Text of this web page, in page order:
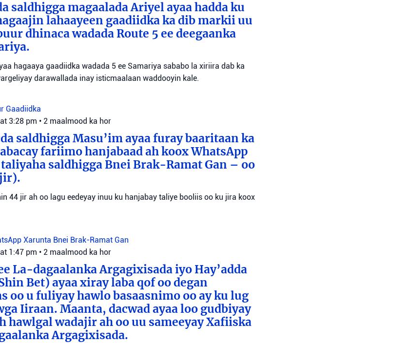
saldhigga magaalada Ariyel ayaa hadda ku
lahaayeen gaadiidka ka dib markii uu
dhinaca wadada Route 5 ee deegaanka
hagaaya gaadiidka wadada 5 ee Samariya sababo la xiriira dab ka
darawallada inay isticmaalaan waddooyin kale.
Gaadiidka
3:28 pm • 2 maalmood ka hor
saldhigga Masu’im ayaa furay baaritaan ka
fariimo hanjabaad ah koox WhatsApp
saldhigga Bnei Brak-Ramat Gan – oo
jir).
44 jir ah oo lagu eedeyay inuu ku hanjabay taliye booliis oo ku jira koox
Xarunta Bnei Brak-Ramat Gan
1:47 pm • 2 maalmood ka hor
La-dagaalanka Argagixisada iyo Hay’adda
Bet) ayaa xiray laba qof oo degan
oo u fuliyay hawlo basaasnimo oo ay ku lug
Iiraan. Maanta, dacwad ayaa loo gudbiyay
hawlgal wadajir ah oo uu sameeyay Xafiiska
Argagixisada.